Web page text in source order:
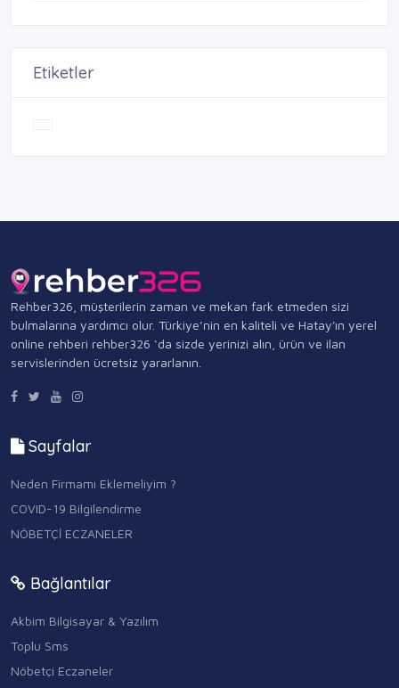
Etiketler
Rehber326, müşterilerin zaman ve mekan fark etmeden sizi
bulmalarına yardımcı olur. Türkiye’nin en kaliteli ve Hatay'ın yerel
online rehberi rehber326 ‘da sizde yerinizi alın, ürün ve ilan
servislerinden ücretsiz yararlanın.
Sayfalar
Neden Firmamı Eklemeliyim ?
COVID-19 Bilgilendirme
NÖBETÇİ ECZANELER
Bağlantılar
Akbim Bilgisayar & Yazılım
Toplu Sms
Nöbetçi Eczaneler